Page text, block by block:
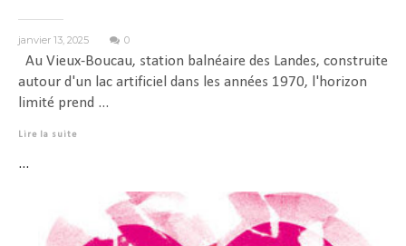
janvier 13, 2025 0
Au Vieux-Boucau, station balnéaire des Landes, construite
autour d'un lac artificiel dans les années 1970, l'horizon
limité prend ...
Lire la suite
...